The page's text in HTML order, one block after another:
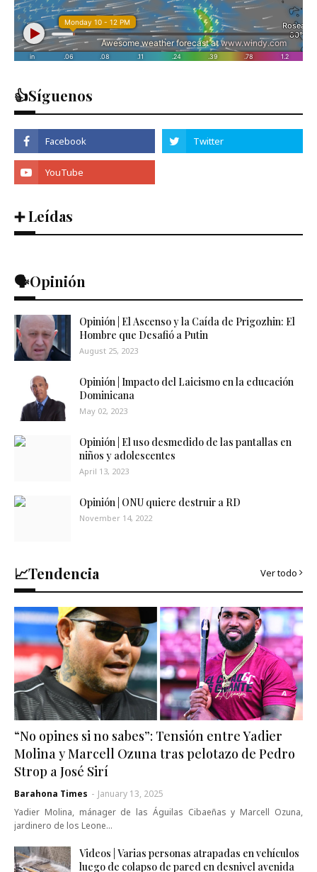
👍Síguenos
➕ Leídas
🗣️Opinión
Opinión | El Ascenso y la Caída de Prigozhin: El
Hombre que Desafió a Putin
August 25, 2023
Opinión | Impacto del Laicismo en la educación
Dominicana
May 02, 2023
Opinión | El uso desmedido de las pantallas en
niños y adolescentes
April 13, 2023
Opinión | ONU quiere destruir a RD
November 14, 2022
📈Tendencia Ver todo
“No opines si no sabes”: Tensión entre Yadier
Molina y Marcell Ozuna tras pelotazo de Pedro
Strop a José Sirí
Barahona Times - January 13, 2025
Yadier Molina, mánager de las Águilas Cibaeñas y Marcell Ozuna,
jardinero de los Leone…
Videos | Varias personas atrapadas en vehículos
luego de colapso de pared en desnivel avenida